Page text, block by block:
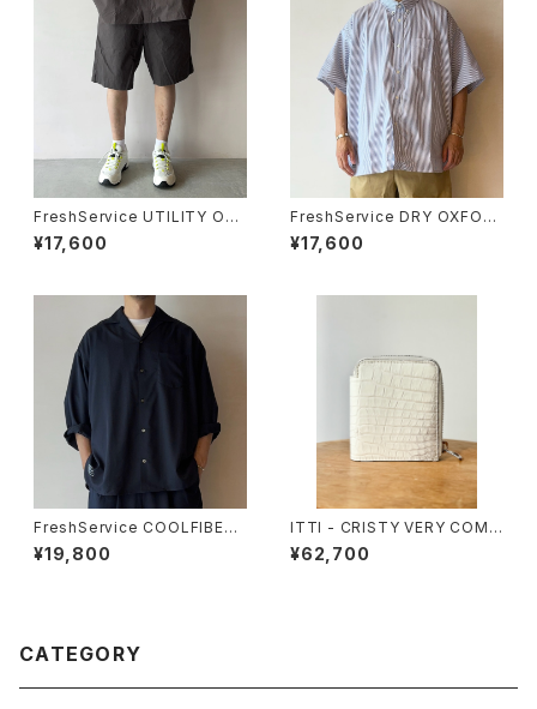
FreshService UTILITY OVE
R SHORTS
¥17,600
FreshService DRY OXFOR
D CORPORATE S/S B.D SHI
RT
¥17,600
FreshService COOLFIBER
OPEN COLLAR L/S SHIRT
¥19,800
ITTI - CRISTY VERY COMP
ACT WLT.5 /HIMALAYA
¥62,700
CATEGORY